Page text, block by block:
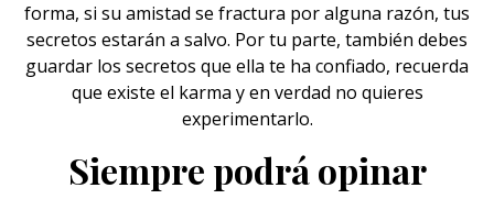
forma, si su amistad se fractura por alguna razón, tus
secretos estarán a salvo. Por tu parte, también debes
guardar los secretos que ella te ha confiado, recuerda
que existe el karma y en verdad no quieres
experimentarlo.
Siempre podrá opinar